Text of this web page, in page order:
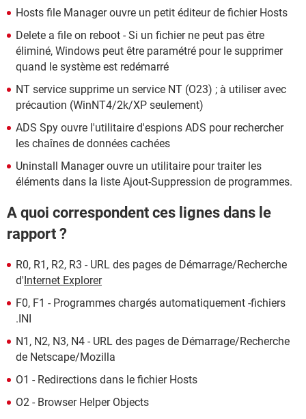
Hosts file Manager ouvre un petit éditeur de fichier Hosts
Delete a file on reboot - Si un fichier ne peut pas être
éliminé, Windows peut être paramétré pour le supprimer
quand le système est redémarré
NT service supprime un service NT (O23) ; à utiliser avec
précaution (WinNT4/2k/XP seulement)
ADS Spy ouvre l'utilitaire d'espions ADS pour rechercher
les chaînes de données cachées
Uninstall Manager ouvre un utilitaire pour traiter les
éléments dans la liste Ajout-Suppression de programmes.
A quoi correspondent ces lignes dans le
rapport ?
R0, R1, R2, R3 - URL des pages de Démarrage/Recherche
d' Internet Explorer
F0, F1 - Programmes chargés automatiquement -fichiers
.INI
N1, N2, N3, N4 - URL des pages de Démarrage/Recherche
de Netscape/Mozilla
O1 - Redirections dans le fichier Hosts
O2 - Browser Helper Objects